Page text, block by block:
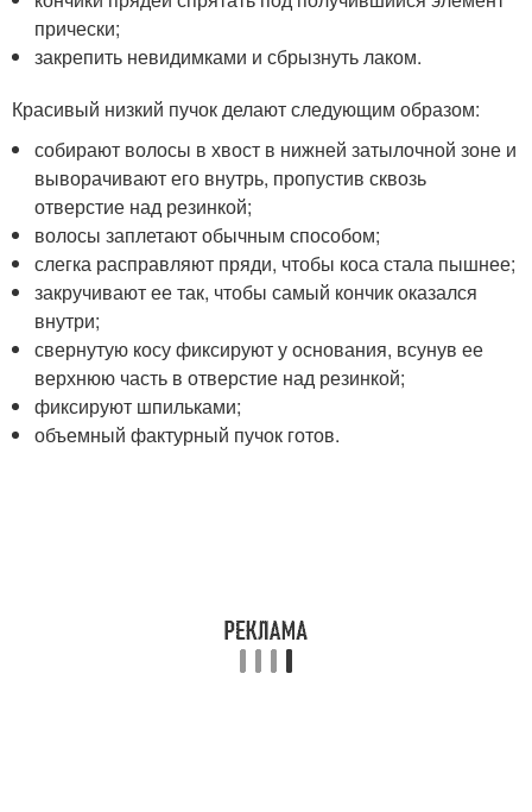
прически;
закрепить невидимками и сбрызнуть лаком.
Красивый низкий пучок делают следующим образом:
собирают волосы в хвост в нижней затылочной зоне и
выворачивают его внутрь, пропустив сквозь
отверстие над резинкой;
волосы заплетают обычным способом;
слегка расправляют пряди, чтобы коса стала пышнее;
закручивают ее так, чтобы самый кончик оказался
внутри;
свернутую косу фиксируют у основания, всунув ее
верхнюю часть в отверстие над резинкой;
фиксируют шпильками;
объемный фактурный пучок готов.